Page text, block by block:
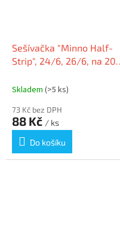
Sešívačka "Minno Half-
Strip", 24/6, 26/6, na 20
RAPESCO
Skladem (>5 ks)
73 Kč bez DPH
88 Kč / ks
Do košíku